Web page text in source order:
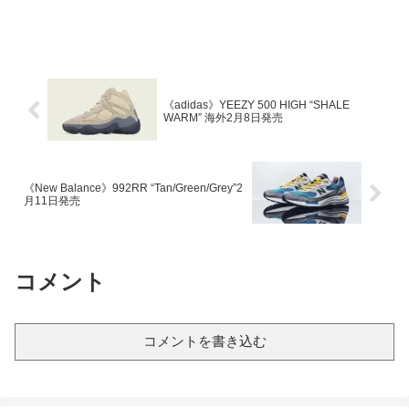
《adidas》YEEZY 500 HIGH “SHALE
WARM” 海外2月8日発売
《New Balance》992RR “Tan/Green/Grey”2
月11日発売
コメント
コメントを書き込む